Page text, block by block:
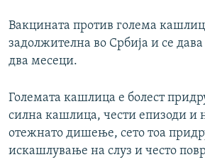
Вакцината против голема
задолжителна во Србија и се
два месеци.
Големата кашлица е болест
силна кашлица, чести епизоди и
отежнато дишење, сето тоа
искашлување на слуз и често